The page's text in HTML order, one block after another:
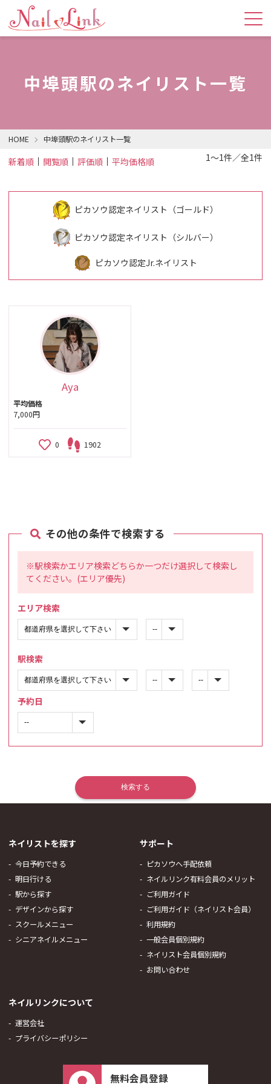
中埠頭駅のネイリスト一覧
HOME 中埠頭駅のネイリスト一覧
新着順 閲覧順 評価順 平均価格順 1～1件／全1件
ピカソウ認定ネイリスト（ゴールド）
ピカソウ認定ネイリスト（シルバー）
ピカソウ認定Jr.ネイリスト
Aya
平均価格
7,000円
0 1902
その他の条件で検索する
※駅検索かエリア検索どちらか一つだけ選択して検索し
てください。(エリア優先)
エリア検索
駅検索
予約日
ネイリストを探す
今日予約できる
明日行ける
駅から探す
デザインから探す
スクールメニュー
シニアネイルメニュー
サポート
ピカソウへ手配依頼
ネイルリンク有料会員のメリット
ご利用ガイド
ご利用ガイド（ネイリスト会員）
利用規約
一般会員個別規約
ネイリスト会員個別規約
お問い合わせ
ネイルリンクについて
運営会社
プライバシーポリシー
無料会員登録